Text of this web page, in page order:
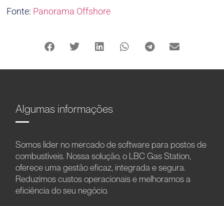
Fonte: Panorama Offshore
Algumas informações
Somos líder no mercado de software para postos de
combustíveis. Nossa solução, o LBC Gas Station,
oferece uma gestão eficaz, integrada e segura.
Reduzimos custos operacionais e melhoramos a
eficiência do seu negócio.